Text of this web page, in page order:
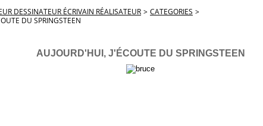
DESSINATEUR ÉCRIVAIN RÉALISATEUR > CATEGORIES >
DU SPRINGSTEEN
AUJOURD'HUI, J'ÉCOUTE DU SPRINGSTEEN